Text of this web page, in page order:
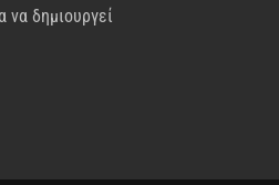
να δημιουργεί